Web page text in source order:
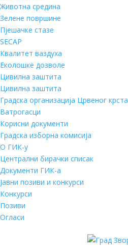
Животна средина
Зелене површине
Пјешачке стазе
SECAP
Квалитет ваздуха
Еколошке дозволе
Цивилна заштита
Цивилна заштита
Градска организација Црвеног крста
Ватрогасци
Корисни документи
Градска изборна комисија
О ГИК-у
Централни бирачки списак
Документи ГИК-а
Јавни позиви и конкурси
Конкурси
Позиви
Огласи